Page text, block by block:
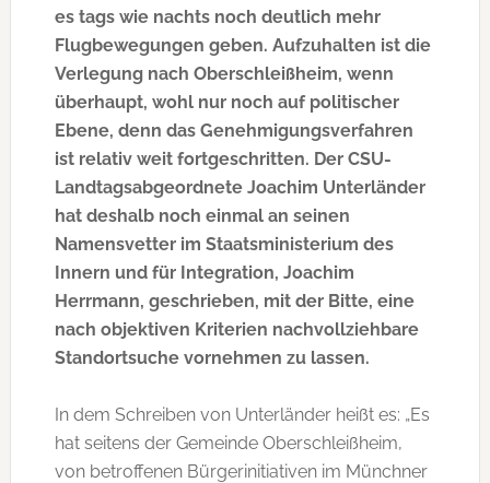
es tags wie nachts noch deutlich mehr
Flugbewegungen geben. Aufzuhalten ist die
Verlegung nach Oberschleißheim, wenn
überhaupt, wohl nur noch auf politischer
Ebene, denn das Genehmigungsverfahren
ist relativ weit fortgeschritten. Der CSU-
Landtagsabgeordnete Joachim Unterländer
hat deshalb noch einmal an seinen
Namensvetter im Staatsministerium des
Innern und für Integration, Joachim
Herrmann, geschrieben, mit der Bitte, eine
nach objektiven Kriterien nachvollziehbare
Standortsuche vornehmen zu lassen.
In dem Schreiben von Unterländer heißt es: „Es
hat seitens der Gemeinde Oberschleißheim,
von betroffenen Bürgerinitiativen im Münchner